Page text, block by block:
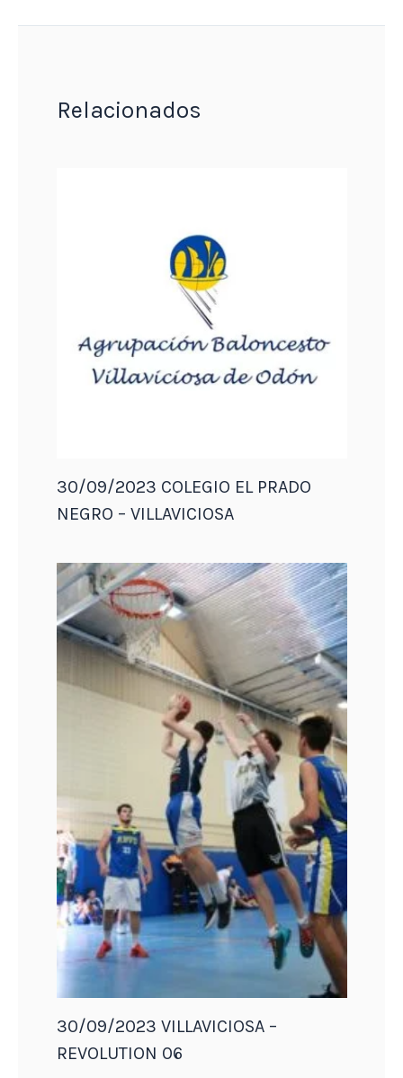
Relacionados
30/09/2023 COLEGIO EL PRADO
NEGRO – VILLAVICIOSA
30/09/2023 VILLAVICIOSA –
REVOLUTION 06